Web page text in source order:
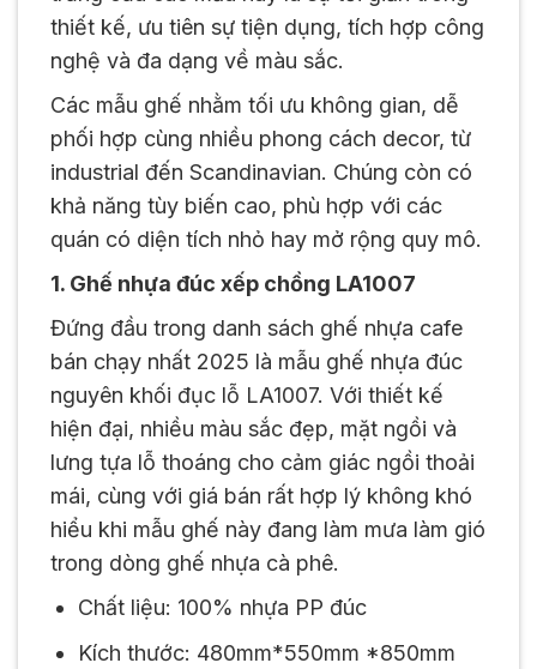
thiết kế, ưu tiên sự tiện dụng, tích hợp công
nghệ và đa dạng về màu sắc.
Các mẫu ghế nhằm tối ưu không gian, dễ
phối hợp cùng nhiều phong cách decor, từ
industrial đến Scandinavian. Chúng còn có
khả năng tùy biến cao, phù hợp với các
quán có diện tích nhỏ hay mở rộng quy mô.
1. Ghế nhựa đúc xếp chồng LA1007
Đứng đầu trong danh sách ghế nhựa cafe
bán chạy nhất 2025 là mẫu ghế nhựa đúc
nguyên khối đục lỗ LA1007. Với thiết kế
hiện đại, nhiều màu sắc đẹp, mặt ngồi và
lưng tựa lỗ thoáng cho cảm giác ngồi thoải
mái, cùng với giá bán rất hợp lý không khó
hiểu khi mẫu ghế này đang làm mưa làm gió
trong dòng ghế nhựa cà phê.
Chất liệu: 100% nhựa PP đúc
Kích thước: 480mm*550mm *850mm